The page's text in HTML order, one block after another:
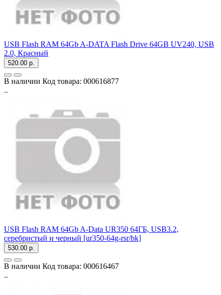
USB Flash RAM 64Gb A-DATA Flash Drive 64GB UV240, USB
2.0, Красный
520.00 р.
В наличии Код товара: 000616877
..
USB Flash RAM 64Gb A-Data UR350 64ГБ, USB3.2,
серебристый и черный [ur350-64g-rsr/bk]
530.00 р.
В наличии Код товара: 000616467
..